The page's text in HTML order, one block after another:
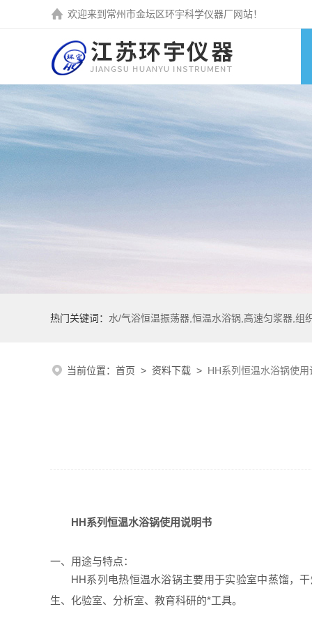
欢迎来到 常州市金坛区环宇科学仪器厂网站！
热门关键词： 水/气浴恒温振荡器,恒温水浴锅,高速匀浆器,组
当前位置： 首页 > 资料下载 > HH系列恒温水浴锅使用
HH系列恒温水浴锅使用说明书
一、用途与特点：
HH系列电热恒温水浴锅主要用于实验室中蒸馏，
生、化验室、分析室、教育科研的*工具。